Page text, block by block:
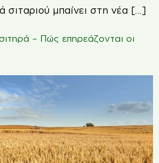
σιταριού μπαίνει στη νέα […]
– Πώς επηρεάζονται οι